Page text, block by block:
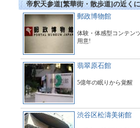
帝釈天参道[繁華街・散歩道]の近く
郵政博物館
体験・体感型コンテン
用意!
翡翠原石館
5億年の眠りから覚醒
渋谷区松濤美術館